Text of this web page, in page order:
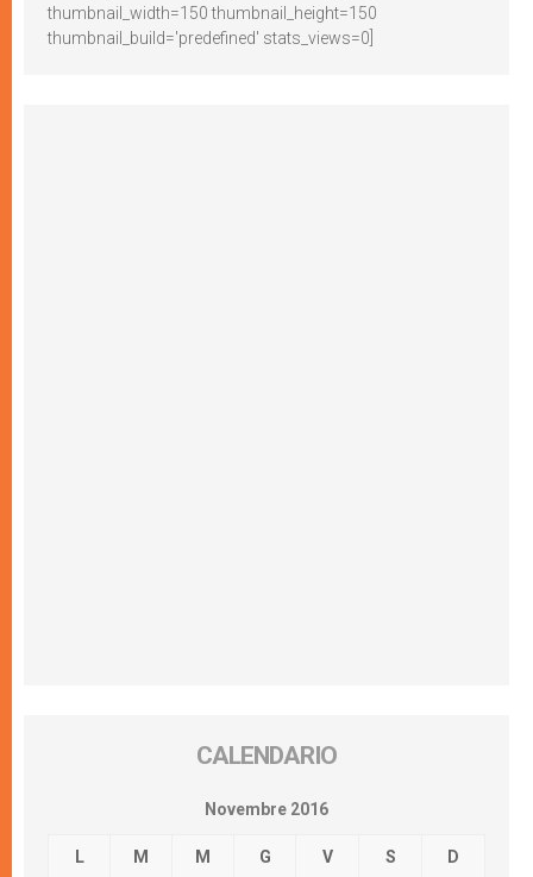
thumbnail_width=150 thumbnail_height=150
thumbnail_build='predefined' stats_views=0]
CALENDARIO
Novembre 2016
L M M G V S D